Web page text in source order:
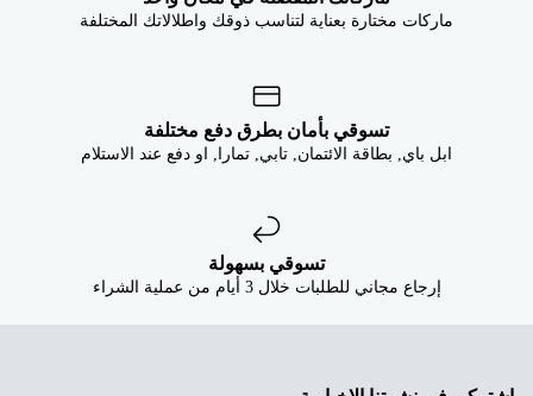
ماركات مختارة بعناية لتناسب ذوقك واطلالاتك المختلفة
تسوقي بأمان بطرق دفع مختلفة
ابل باي, بطاقة الائتمان, تابي, تمارا, او دفع عند الاستلام
تسوقي بسهولة
إرجاع مجاني للطلبات خلال 3 أيام من عملية الشراء